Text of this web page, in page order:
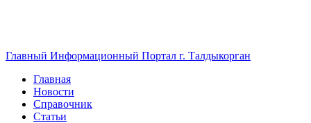
Главный Информационный Портал г. Талдыкорган
Главная
Новости
Справочник
Статьи